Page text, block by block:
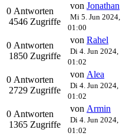
0 Antworten
4546 Zugriffe
von Jonathan
Mi 5. Jun 2024,
01:00
0 Antworten
1850 Zugriffe
von Rahel
Di 4. Jun 2024,
01:02
0 Antworten
2729 Zugriffe
von Alea
Di 4. Jun 2024,
01:02
0 Antworten
1365 Zugriffe
von Armin
Di 4. Jun 2024,
01:02